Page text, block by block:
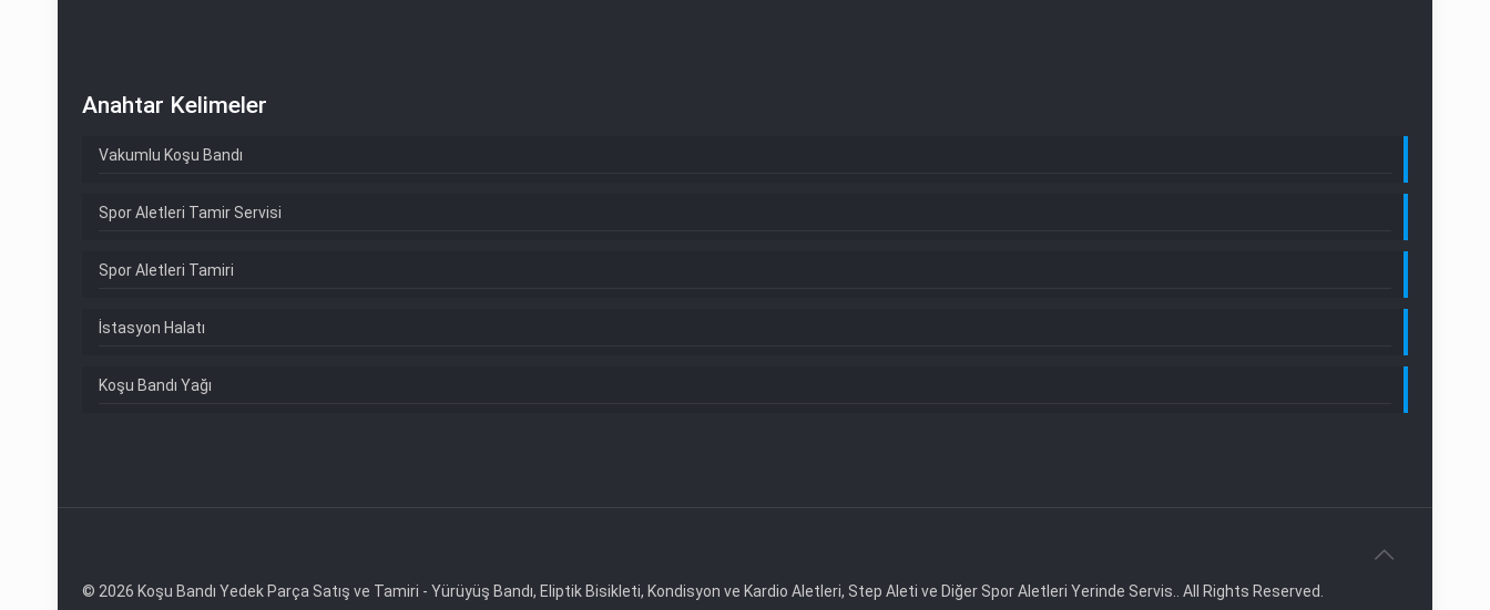
Anahtar Kelimeler
Vakumlu Koşu Bandı
Spor Aletleri Tamir Servisi
Spor Aletleri Tamiri
İstasyon Halatı
Koşu Bandı Yağı
© 2026 Koşu Bandı Yedek Parça Satış ve Tamiri - Yürüyüş Bandı, Eliptik Bisikleti, Kondisyon ve Kardio Aletleri, Step Aleti ve Diğer Spor Aletleri Yerinde Servis.. All Rights Reserved.